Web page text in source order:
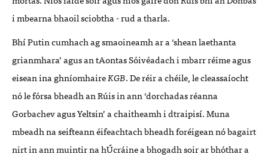
i mbearna bhaoil sciobtha - rud a tharla.
Bhí Putin cumhach ag smaoineamh ar a ‘shean laethanta
grianmhara’ agus an tAontas Sóivéadach i mbarr réime agus
eisean ina ghníomhaireKGB. De réir a chéile, le cleassaíocht
nó le fórsa bheadh an Rúis in ann ‘dorchadas réanna
Gorbachev agus Yeltsin’ a chaitheamh i dtraipisí. Muna
mbeadh na seifteann éifeachtach bheadh foréigean nó bagairt
nirt in ann muintir na hÚcráine a bhogadh soir ar bhóthar a